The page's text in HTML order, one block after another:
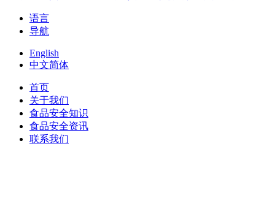
语言
导航
English
中文简体
首页
关于我们
食品安全知识
食品安全资讯
联系我们